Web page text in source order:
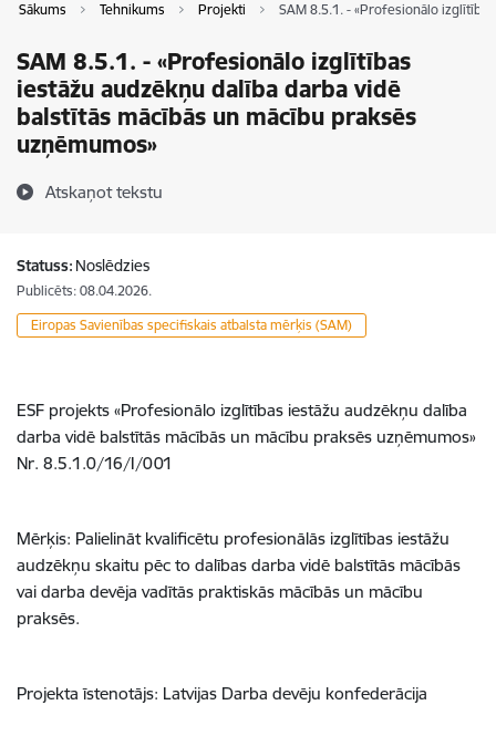
Sākums Tehnikums Projekti SAM 8.5.1. - «Profesionālo
SAM 8.5.1. - «Profesionālo izglītības
iestāžu audzēkņu dalība darba vidē
balstītās mācībās un mācību praksēs
uzņēmumos»
Atskaņot tekstu
Statuss: Noslēdzies
Publicēts: 08.04.2026.
Eiropas Savienības specifiskais atbalsta mērķis (SAM)
ESF projekts «Profesionālo izglītības iestāžu audzēkņu dalība
darba vidē balstītās mācībās un mācību praksēs uzņēmumos»
Nr. 8.5.1.0/16/I/001
Mērķis: Palielināt kvalificētu profesionālās izglītības iestāžu
audzēkņu skaitu pēc to dalības darba vidē balstītās mācībās
vai darba devēja vadītās praktiskās mācībās un mācību
praksēs.
Projekta īstenotājs: Latvijas Darba devēju konfederācija